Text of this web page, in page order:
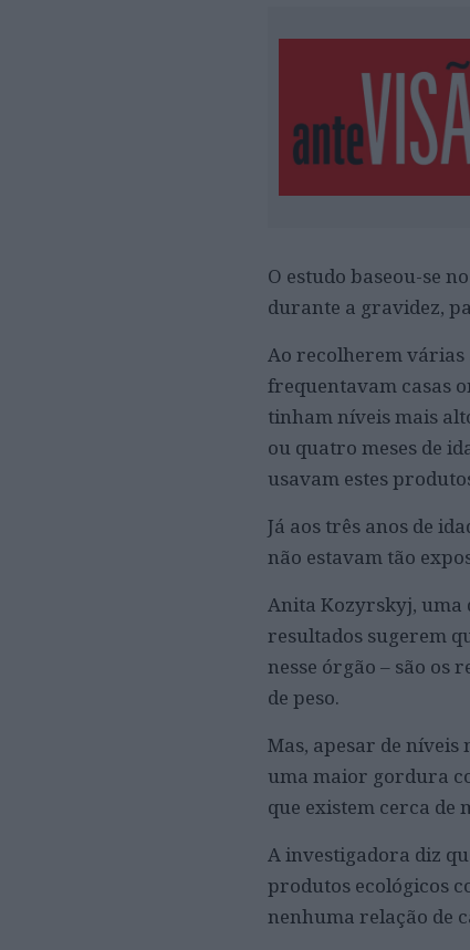
O estudo baseou-se
durante a gravidez,
Ao recolherem várias
frequentavam casas
tinham níveis mais
ou quatro meses de
usavam estes
Já aos três anos de
não estavam tão
Anita Kozyrskyj, uma
resultados sugerem
nesse órgão – são os
de peso.
Mas, apesar de
uma maior gordura
que existem cerca de
A investigadora diz
produtos ecológicos
nenhuma relação de